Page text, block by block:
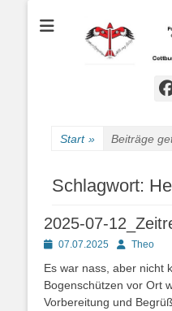
Bogenschießen in Cottbus
Start » Beiträge
Schlagwort:
2025-07-
Posted07.07.2025 AutorTheo
Es war nass, aber nicht
Bogenschützen vor Ort
Vorbereitung und